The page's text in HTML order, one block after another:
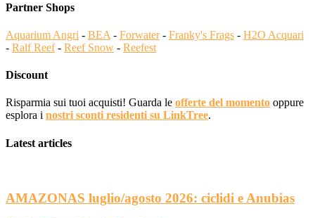
Partner Shops
Aquarium Angri - BEA - Forwater- Franky's Frags - H2O Acquari
- Ralf Reef- Reef Snow - Reefest
Discount
Risparmia sui tuoi acquisti! Guarda le offerte del momento oppure
esplora i nostri sconti residenti su LinkTree.
Latest articles
AMAZONAS luglio/agosto 2026: ciclidi e Anubias